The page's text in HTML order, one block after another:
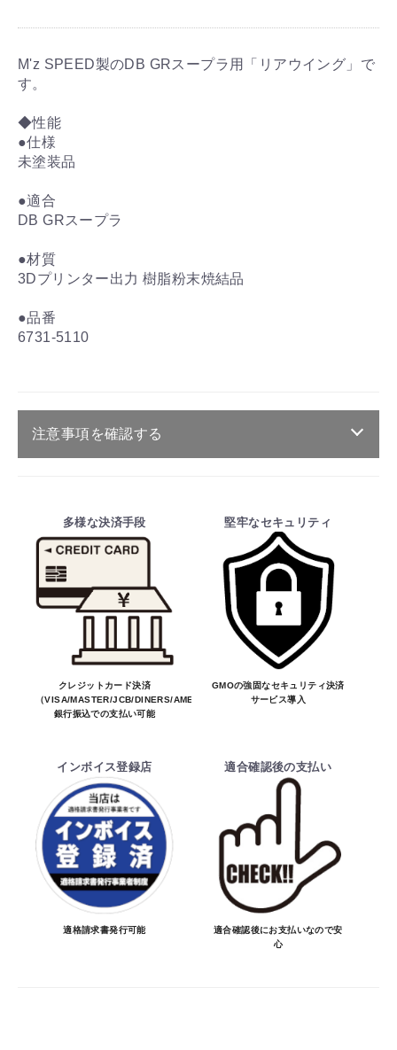
お買物を続ける カートへ進む
M'z SPEED製のDB GRスープラ用「リアウイング」で
す。
◆性能
●仕様
未塗装品
●適合
DB GRスープラ
●材質
3Dプリンター出力 樹脂粉末焼結品
●品番
6731-5110
注意事項を確認する
・ご注文受付後、メーカーに適合確認を行
い、商品の価格・送料及び納期の正式なご連
絡をしてからの決済となっております。
そのため、ご注文後に適合確認を行い、適
合しない場合はキャンセル可能です。
※商品はメーカー品のため予告無く価格が
変わる場合があります。
※商品は予告無く生産及び販売不可となる
場合があります。
でお受けしておりません。
納期を知りたい場合は、一旦ご注文のお手
続きをお願い致します。
決済について
・ご注文後にメーカー確認を行い、商品が愛
車に合うことを確認してから決済となりま
多様な決済手段
クレジットカード決済
（VISA/MASTER/JCB/DINERS/AMEX）、
銀行振込での支払い可能
堅牢なセキュリティ
GMOの強固なセキュリティ決済
サービス導入
インボイス登録店
適格請求書発行可能
適合確認後の支払い
適合確認後にお支払いなので安
心